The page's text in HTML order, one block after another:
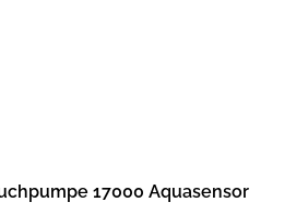
17000 Aquasensor